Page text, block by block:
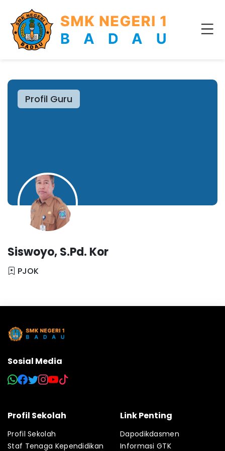
Profil Guru
Siswoyo, S.Pd. Kor
PJOK
Sosial Media
Profil Sekolah
Profil Sekolah
Staf Tenaga Kependidikan
Link Penting
Dapodikdasmen
Informasi GTK